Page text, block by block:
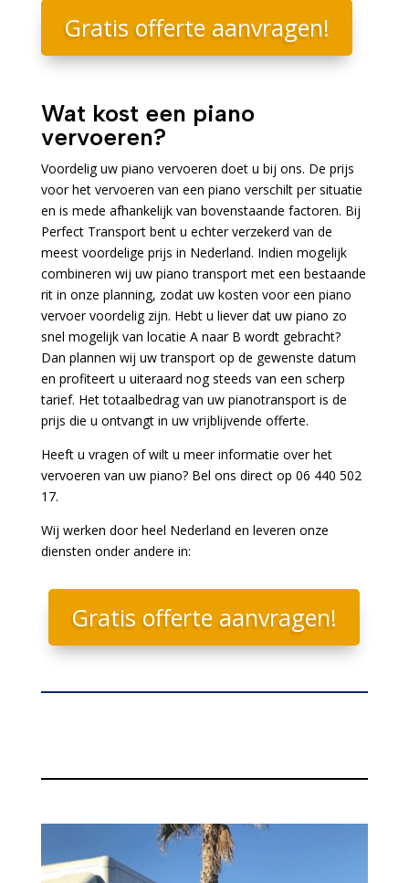
Gratis offerte aanvragen!
Wat kost een piano
vervoeren?
Voordelig uw piano vervoeren doet u bij ons. De prijs
voor het vervoeren van een piano verschilt per situatie
en is mede afhankelijk van bovenstaande factoren. Bij
Perfect Transport bent u echter verzekerd van de
meest voordelige prijs in Nederland. Indien mogelijk
combineren wij uw piano transport met een bestaande
rit in onze planning, zodat uw kosten voor een piano
vervoer voordelig zijn. Hebt u liever dat uw piano zo
snel mogelijk van locatie A naar B wordt gebracht?
Dan plannen wij uw transport op de gewenste datum
en profiteert u uiteraard nog steeds van een scherp
tarief. Het totaalbedrag van uw pianotransport is de
prijs die u ontvangt in uw vrijblijvende offerte.
Heeft u vragen of wilt u meer informatie over het
vervoeren van uw piano? Bel ons direct op 06 440 502
17.
Wij werken door heel Nederland en leveren onze
diensten onder andere in:
Gratis offerte aanvragen!